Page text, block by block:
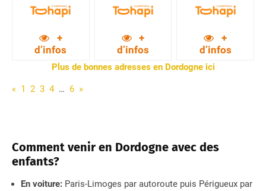
+
d’infos
+
d’infos
+
d’infos
Plus de bonnes adresses en Dordogne ici
« 1 2 3 4 … 6 »
Comment venir en Dordogne avec des
enfants?
En voiture: Paris-Limoges par autoroute puis Périgueux par